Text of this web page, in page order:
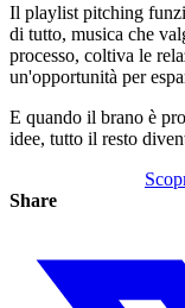
Il playlist pitching
di tutto, musica che
processo, coltiva le
un'opportunità per
E quando il brano è
idee, tutto il resto
Share